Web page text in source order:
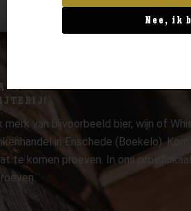
van bijvoorbeeld bier, wijn of
in Enschede (Boekelo). Kom
te komen proeven. In ons proeflokaal
Nee, ik